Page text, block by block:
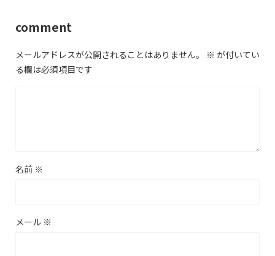
comment
メールアドレスが公開されることはありません。 ※ が付いてい
る欄は必須項目です
名前 ※
メール ※